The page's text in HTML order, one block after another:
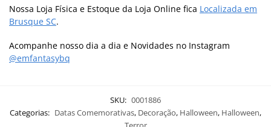
Nossa Loja Física e Estoque da Loja Online fica Localizada em
Brusque SC.
Acompanhe nosso dia a dia e Novidades no Instagram
@emfantasybq
SKU: 0001886
Categorias: Datas Comemorativas, Decoração, Halloween, Halloween,